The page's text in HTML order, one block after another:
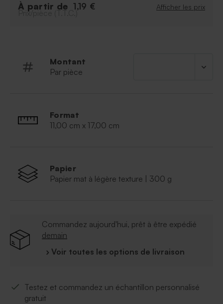
Informations essentielles du faire part : Prénom
Possibilité d'ajouter le symbole de votre choix
grâce à notre outil de personnalisation.
Qualité du papier : papier cartonné épais, finition
naturel
À partir de 1,19 € Afficher les prix
Prix/pièce (T.T.C.)
Montant
Par pièce
Format
11,00 cm x 17,00 cm
Papier
Papier mat à légère texture | 300 g
Commandez aujourd'hui, prêt à être expédié
demain
› Voir toutes les options de livraison
Testez et commandez un échantillon personnalisé
gratuit